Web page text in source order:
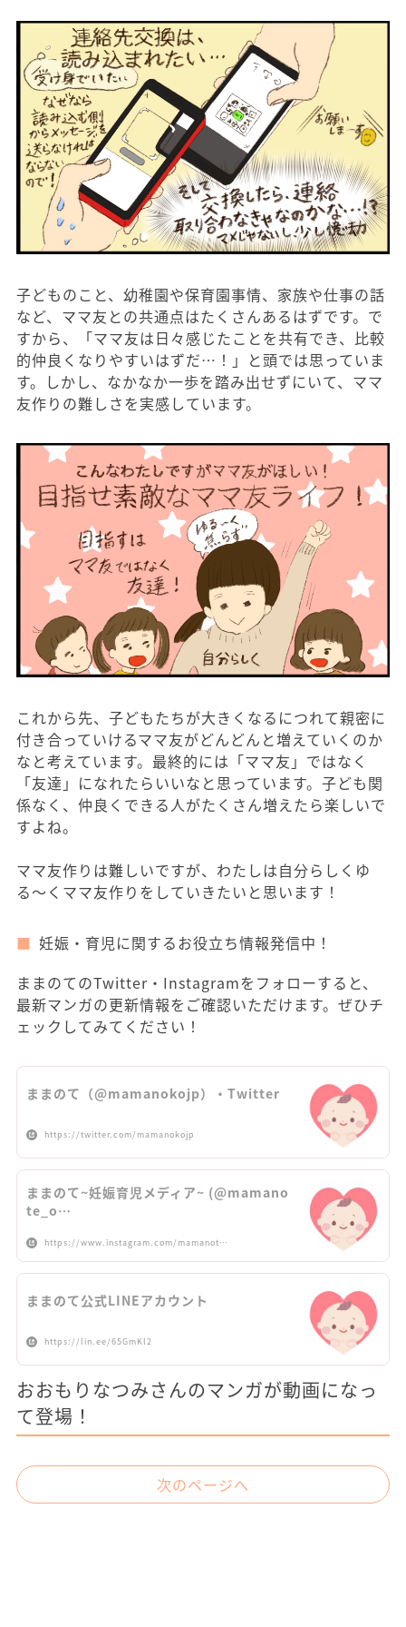
子どものこと、幼稚園や保育園事情、家族や仕事の話
など、ママ友との共通点はたくさんあるはずです。で
すから、「ママ友は日々感じたことを共有でき、比較
的仲良くなりやすいはずだ…！」と頭では思っていま
す。しかし、なかなか一歩を踏み出せずにいて、ママ
友作りの難しさを実感しています。
これから先、子どもたちが大きくなるにつれて親密に
付き合っていけるママ友がどんどんと増えていくのか
なと考えています。最終的には「ママ友」ではなく
「友達」になれたらいいなと思っています。子ども関
係なく、仲良くできる人がたくさん増えたら楽しいで
すよね。
ママ友作りは難しいですが、わたしは自分らしくゆ
る〜くママ友作りをしていきたいと思います！
妊娠・育児に関するお役立ち情報発信中！
ままのてのTwitter・Instagramをフォローすると、
最新マンガの更新情報をご確認いただけます。ぜひチ
ェックしてみてください！
ままのて（@mamanokojp）・Twitter
https://twitter.com/mamanokojp
ままのて~妊娠育児メディア~ (@mamano
te_o…
https://www.instagram.com/mamanot…
ままのて公式LINEアカウント
https://lin.ee/65GmKl2
おおもりなつみさんのマンガが動画になっ
て登場！
次のページへ